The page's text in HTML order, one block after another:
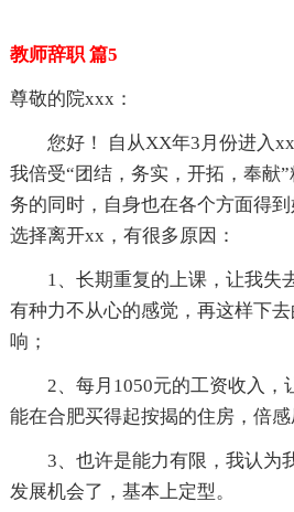
教师辞职 篇5
尊敬的院xxx：
您好！ 自从XX年3月份进入xx
我倍受“团结，务实，开拓，奉献
务的同时，自身也在各个方面得
选择离开xx，有很多原因：
1、长期重复的上课，让我失
有种力不从心的感觉，再这样下
响；
2、每月1050元的工资收入，
能在合肥买得起按揭的住房，倍感
3、也许是能力有限，我认为
发展机会了，基本上定型。